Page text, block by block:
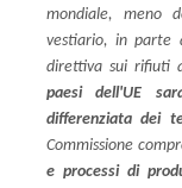
mondiale, meno
vestiario, in parte
direttiva sui rifiuti
paesi dell'UE
differenziata dei
Commissione
e processi di